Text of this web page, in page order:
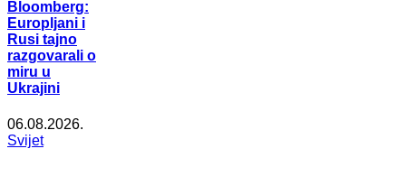
Bloomberg:
Europljani i
Rusi tajno
razgovarali o
miru u
Ukrajini
06.08.2026.
Svijet